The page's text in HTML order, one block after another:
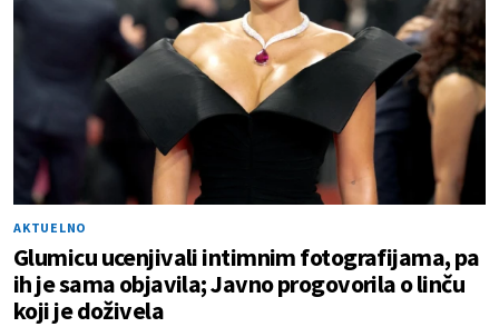
AKTUELNO
Glumicu ucenjivali intimnim fotografijama, pa
ih je sama objavila; Javno progovorila o linču
koji je doživela